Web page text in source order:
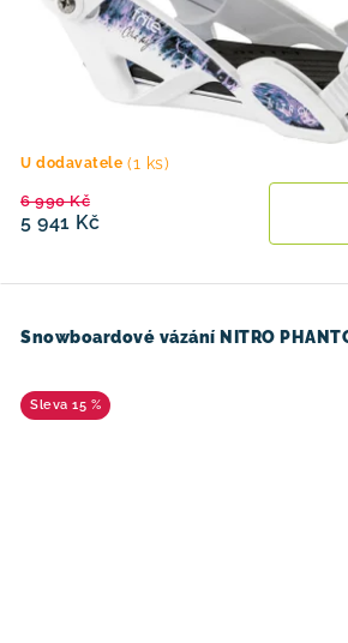
U dodavatele (1 ks)
5 941 Kč
6 990 Kč
Snowboardové vázání NITRO
15 %